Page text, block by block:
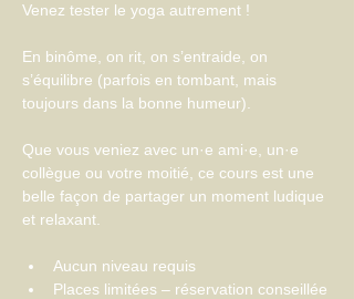
Venez tester le yoga autrement !
En binôme, on rit, on s’entraide, on
s’équilibre (parfois en tombant, mais
toujours dans la bonne humeur).
Que vous veniez avec un·e ami·e, un·e
collègue ou votre moitié, ce cours est une
belle façon de partager un moment ludique
et relaxant.
Aucun niveau requis
Places limitées – réservation conseillée